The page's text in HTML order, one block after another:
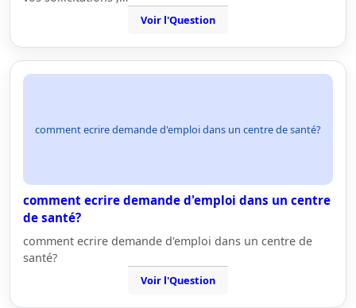
Voir l'Question
comment ecrire demande d'emploi dans un centre de santé?
comment ecrire demande d'emploi dans un centre
de santé?
comment ecrire demande d'emploi dans un centre de
santé?
Voir l'Question